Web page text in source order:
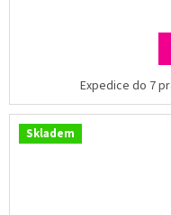
Expedice do 7
Skladem